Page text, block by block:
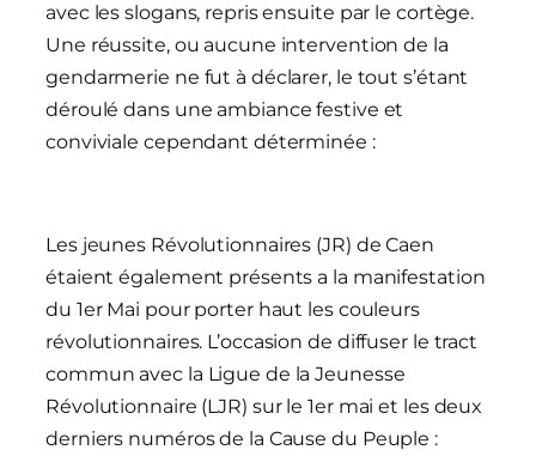
avec les slogans, repris ensuite par le cortège.
Une réussite, ou aucune intervention de la
gendarmerie ne fut à déclarer, le tout s’étant
déroulé dans une ambiance festive et
conviviale cependant déterminée :
Les jeunes Révolutionnaires (JR) de Caen
étaient également présents a la manifestation
du 1er Mai pour porter haut les couleurs
révolutionnaires. L’occasion de diffuser le tract
commun avec la Ligue de la Jeunesse
Révolutionnaire (LJR) sur le 1er mai et les deux
derniers numéros de la Cause du Peuple :